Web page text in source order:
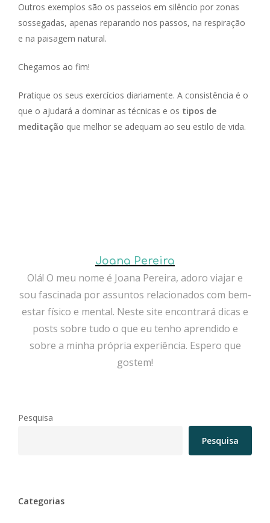
Outros exemplos são os passeios em silêncio por zonas
sossegadas, apenas reparando nos passos, na respiração
e na paisagem natural.
Chegamos ao fim!
Pratique os seus exercícios diariamente. A consistência é o
que o ajudará a dominar as técnicas e os tipos de
meditação que melhor se adequam ao seu estilo de vida.
Joana Pereira
Olá! O meu nome é Joana Pereira, adoro viajar e
sou fascinada por assuntos relacionados com bem-
estar físico e mental. Neste site encontrará dicas e
posts sobre tudo o que eu tenho aprendido e
sobre a minha própria experiência. Espero que
gostem!
Pesquisa
Pesquisa
Categorias